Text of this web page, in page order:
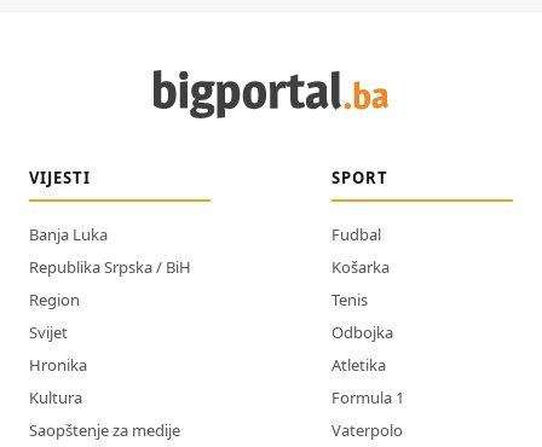
VIJESTI
Banja Luka
Republika Srpska / BiH
Region
Svijet
Hronika
Kultura
Saopštenje za medije
SPORT
Fudbal
Košarka
Tenis
Odbojka
Atletika
Formula 1
Vaterpolo